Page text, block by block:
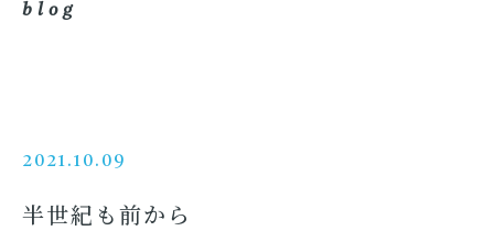
blog
2021.10.09
半世紀も前から